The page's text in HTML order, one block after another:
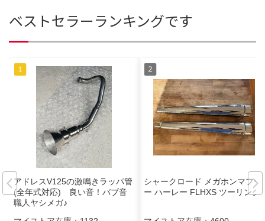
ベストセラーランキングです
アドレスV125の激鳴きラッパ管
(全年式対応) 良い音！バブ音
職人ヤシメガ♪
シャークロード メガホンマフラ
ー ハーレー FLHXS ツーリング